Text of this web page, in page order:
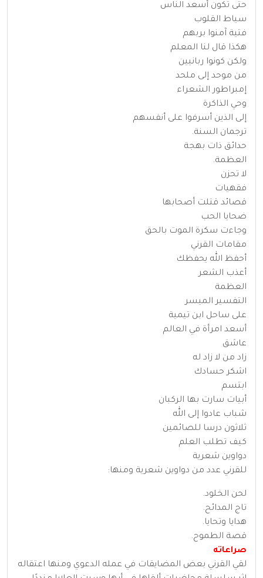
حتى تكون أسعد الناس
سياط القلوب
فتية آمنوا بربهم
هكذا قال لنا المعلم
ولكن كونوا ربانيين
من موحد إلى ملحد
إمبراطور الشعراء
وحي الذاكرة
إلى الذين أسرفوا على أنفسهم
ترجمان السنة.
حدائق ذات بهجة
العظمة.
لا تحزن
فقهيات
قصائد قتلت أصحابها
ضحايا الحب
وجاءت سكرة الموت بالحق
مقامات القرني
أحفظ الله يحفظك
أعذب الشعر
العظمة
التفسير الميسر
على ساحل ابن تيمية
أسعد امرأة في العالم
عاشق
زاد من لا زاد له
اشكر حسادك
ابتسم
أبيات سارت بها الركبان
شباب عادوا إلى الله
ثلاثون درسا للصائمين
كيف تطلب العلم
دواوين شعرية
للقرني عدد من دواوين شعرية ومنها:
لحن الخلود.
تاج المدائح.
هدايا وتحايا.
قصة الطموح.
صراعاته
لقي القرني بعض المضايقات في عمله الدعوي ومنها اعتقاله